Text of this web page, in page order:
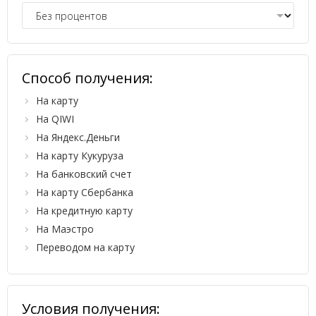
Способ получения:
На карту
На QIWI
На Яндекс.Деньги
На карту Кукуруза
На банковский счет
На карту Сбербанка
На кредитную карту
На Маэстро
Переводом на карту
Условия получения: